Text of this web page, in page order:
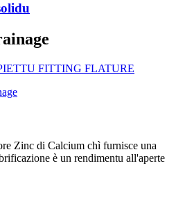
Zinc di Calcium chì furnisce una
è un rendimentu all'aperte